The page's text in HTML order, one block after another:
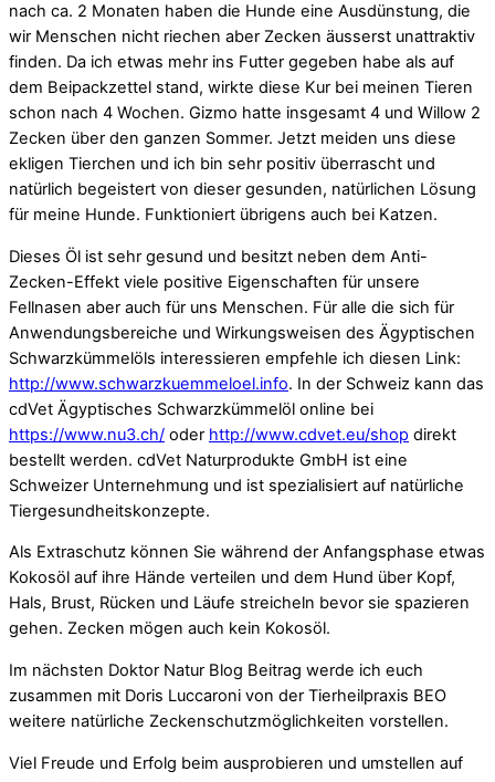
nach ca. 2 Monaten haben die Hunde eine Ausdünstung, die
wir Menschen nicht riechen aber Zecken äusserst unattraktiv
finden. Da ich etwas mehr ins Futter gegeben habe als auf
dem Beipackzettel stand, wirkte diese Kur bei meinen Tieren
schon nach 4 Wochen. Gizmo hatte insgesamt 4 und Willow 2
Zecken über den ganzen Sommer. Jetzt meiden uns diese
ekligen Tierchen und ich bin sehr positiv überrascht und
natürlich begeistert von dieser gesunden, natürlichen Lösung
für meine Hunde. Funktioniert übrigens auch bei Katzen.
Dieses Öl ist sehr gesund und besitzt neben dem Anti-
Zecken-Effekt viele positive Eigenschaften für unsere
Fellnasen aber auch für uns Menschen. Für alle die sich für
Anwendungsbereiche und Wirkungsweisen des Ägyptischen
Schwarzkümmelöls interessieren empfehle ich diesen Link:
http://www.schwarzkuemmeloel.info. In der Schweiz kann das
cdVet Ägyptisches Schwarzkümmelöl online bei
https://www.nu3.ch/ oder http://www.cdvet.eu/shop direkt
bestellt werden. cdVet Naturprodukte GmbH ist eine
Schweizer Unternehmung und ist spezialisiert auf natürliche
Tiergesundheitskonzepte.
Als Extraschutz können Sie während der Anfangsphase etwas
Kokosöl auf ihre Hände verteilen und dem Hund über Kopf,
Hals, Brust, Rücken und Läufe streicheln bevor sie spazieren
gehen. Zecken mögen auch kein Kokosöl.
Im nächsten Doktor Natur Blog Beitrag werde ich euch
zusammen mit Doris Luccaroni von der Tierheilpraxis BEO
weitere natürliche Zeckenschutzmöglichkeiten vorstellen.
Viel Freude und Erfolg beim ausprobieren und umstellen auf